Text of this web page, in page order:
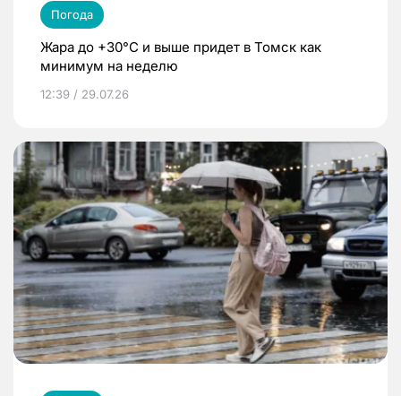
Погода
Жара до +30°C и выше придет в Томск как
минимум на неделю
12:39 / 29.07.26